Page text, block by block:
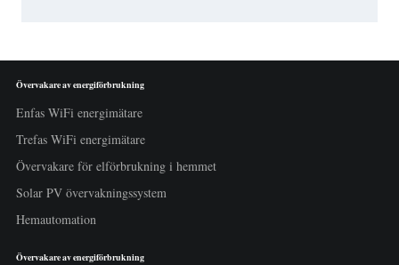
Övervakare av energiförbrukning
Enfas WiFi energimätare
Trefas WiFi energimätare
Övervakare för elförbrukning i hemmet
Solar PV övervakningssystem
Hemautomation
Övervakare av energiförbrukning